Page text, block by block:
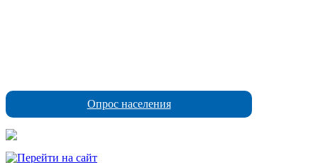
Опрос населения